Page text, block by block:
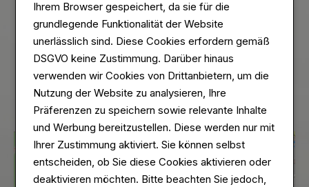
Ihrem Browser gespeichert, da sie für die
grundlegende Funktionalität der Website
unerlässlich sind. Diese Cookies erfordern gemäß
DSGVO keine Zustimmung. Darüber hinaus
verwenden wir Cookies von Drittanbietern, um die
Nutzung der Website zu analysieren, Ihre
Präferenzen zu speichern sowie relevante Inhalte
und Werbung bereitzustellen. Diese werden nur mit
Ihrer Zustimmung aktiviert. Sie können selbst
entscheiden, ob Sie diese Cookies aktivieren oder
deaktivieren möchten. Bitte beachten Sie jedoch,